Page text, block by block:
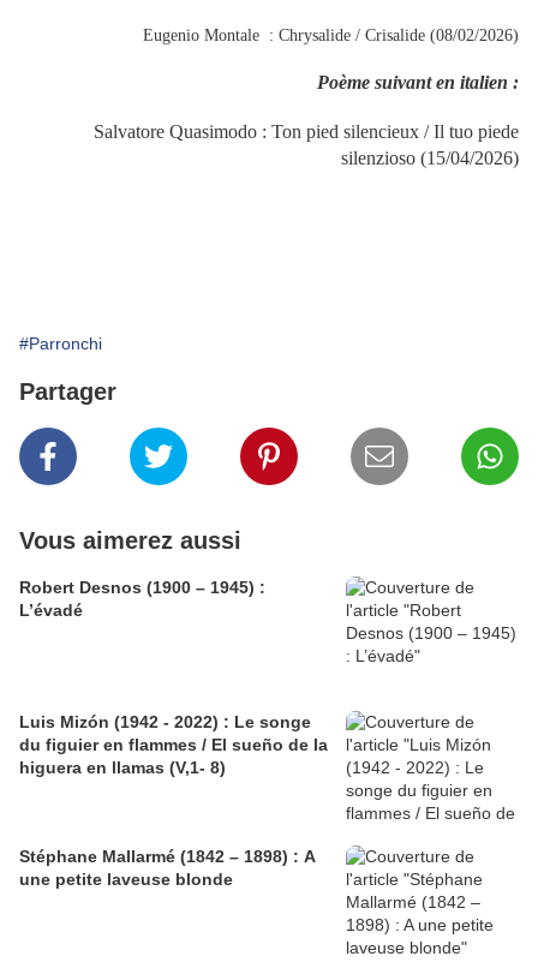
Eugenio Montale : Chrysalide / Crisalide (08/02/2026)
Poème suivant en italien :
Salvatore Quasimodo : Ton pied silencieux / Il tuo piede
silenzioso (15/04/2026)
#Parronchi
Partager
Vous aimerez aussi
Robert Desnos (1900 – 1945) :
L’évadé
Luis Mizón (1942 - 2022) : Le songe
du figuier en flammes / El sueño de la
higuera en llamas (V,1- 8)
Stéphane Mallarmé (1842 – 1898) : A
une petite laveuse blonde